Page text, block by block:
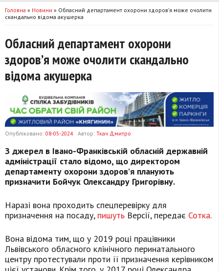
Головна » Новини » Обласний департамент охорони здоров’я може очолити
скандально відома акушерка
Обласний департамент охорони
здоров’я може очолити скандально
відома акушерка
Опубліковано: 08-05-2024 Автор: Ткач Дмитро
З джерел в Івано-Франківській обласній державній
адміністрації стало відомо, що директором
департаменту охорони здоров’я планують
призначити Бойчук Олександру Григорівну.
Наразі вона проходить спецперевірку для
призначення на посаду, пишуть Версії, передає Сотка.
Вона відома тим, що у 2019 році працівники
Львівського обласного клінічного перинатального
центру протестували проти її призначення керівником